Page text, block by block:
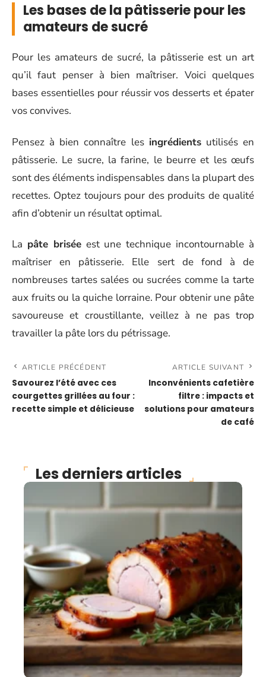
Les bases de la pâtisserie pour les
amateurs de sucré
Pour les amateurs de sucré, la pâtisserie est un art
qu’il faut penser à bien maîtriser. Voici quelques
bases essentielles pour réussir vos desserts et épater
vos convives.
Pensez à bien connaître les ingrédientsutilisés en
pâtisserie. Le sucre, la farine, le beurre et les œufs
sont des éléments indispensables dans la plupart des
recettes. Optez toujours pour des produits de qualité
afin d’obtenir un résultat optimal.
La pâte briséeest une technique incontournable à
maîtriser en pâtisserie. Elle sert de fond à de
nombreuses tartes salées ou sucrées comme la tarte
aux fruits ou la quiche lorraine. Pour obtenir une pâte
savoureuse et croustillante, veillez à ne pas trop
travailler la pâte lors du pétrissage.
ARTICLE PRÉCÉDENT
Savourez l’été avec ces
courgettes grillées au four :
recette simple et délicieuse
ARTICLE SUIVANT
Inconvénients cafetière
filtre : impacts et
solutions pour amateurs
de café
Les derniers articles